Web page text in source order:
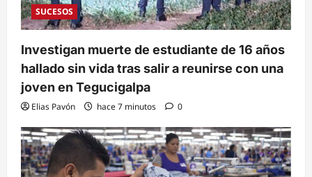
SUCESOS
Investigan muerte de estudiante de 16 años
hallado sin vida tras salir a reunirse con una
joven en Tegucigalpa
Elias Pavón hace 7 minutos 0